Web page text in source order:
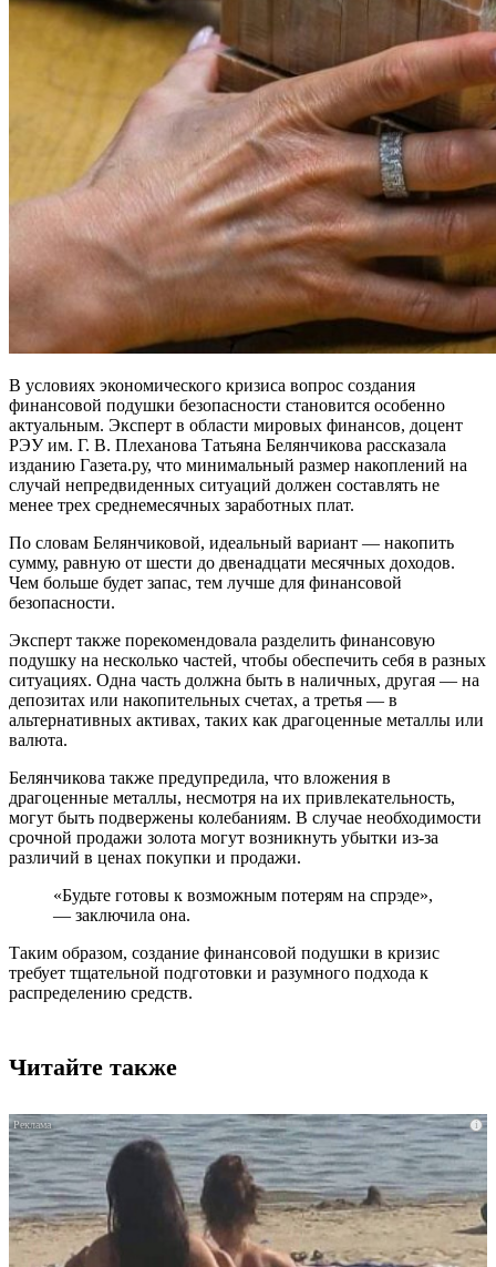
В условиях экономического кризиса вопрос создания
финансовой подушки безопасности становится особенно
актуальным. Эксперт в области мировых финансов, доцент
РЭУ им. Г. В. Плеханова Татьяна Белянчикова рассказала
изданию Газета.ру, что минимальный размер накоплений на
случай непредвиденных ситуаций должен составлять не
менее трех среднемесячных заработных плат.
По словам Белянчиковой, идеальный вариант — накопить
сумму, равную от шести до двенадцати месячных доходов.
Чем больше будет запас, тем лучше для финансовой
безопасности.
Эксперт также порекомендовала разделить финансовую
подушку на несколько частей, чтобы обеспечить себя в разных
ситуациях. Одна часть должна быть в наличных, другая — на
депозитах или накопительных счетах, а третья — в
альтернативных активах, таких как драгоценные металлы или
валюта.
Белянчикова также предупредила, что вложения в
драгоценные металлы, несмотря на их привлекательность,
могут быть подвержены колебаниям. В случае необходимости
срочной продажи золота могут возникнуть убытки из-за
различий в ценах покупки и продажи.
«Будьте готовы к возможным потерям на спрэде»,
— заключила она.
Таким образом, создание финансовой подушки в кризис
требует тщательной подготовки и разумного подхода к
распределению средств.
Читайте также
i